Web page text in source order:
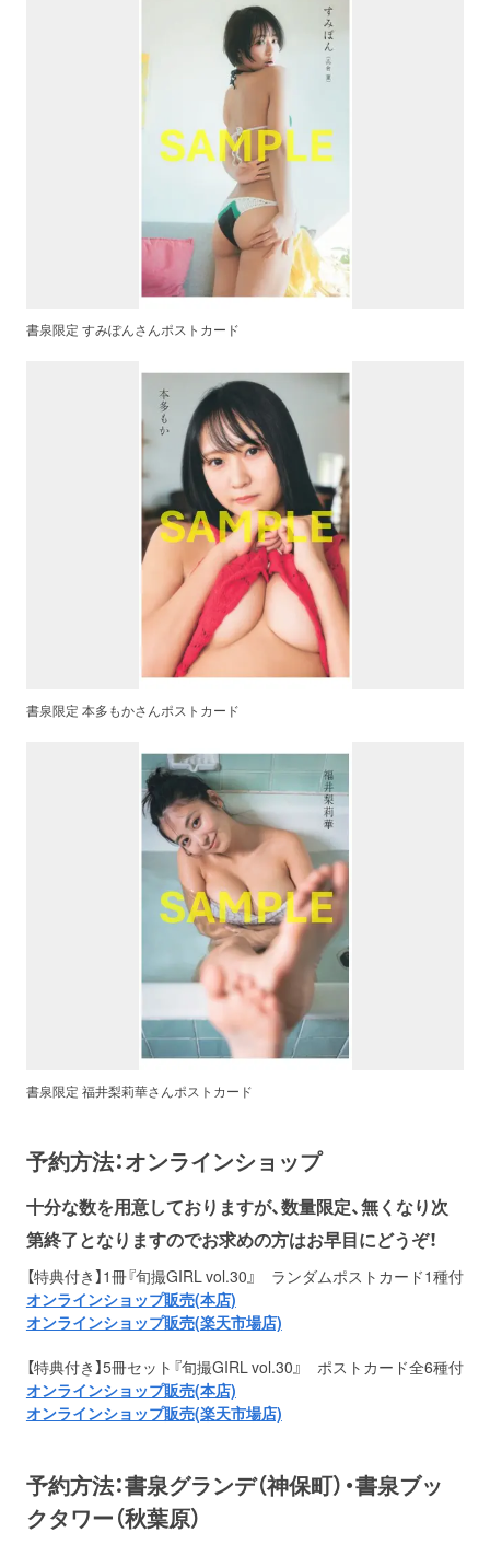
書泉限定 すみぽんさんポストカード
書泉限定 本多もかさんポストカード
書泉限定 福井梨莉華さんポストカード
予約方法：オンラインショップ
十分な数を用意しておりますが、数量限定、無くなり次
第終了となりますのでお求めの方はお早目にどうぞ！
【特典付き】1冊『旬撮GIRL vol.30』 ランダムポストカード1種付
オンラインショップ販売(本店)
オンラインショップ販売(楽天市場店)
【特典付き】5冊セット『旬撮GIRL vol.30』 ポストカード全6種付
オンラインショップ販売(本店)
オンラインショップ販売(楽天市場店)
予約方法：書泉グランデ（神保町）・書泉ブッ
クタワー（秋葉原）